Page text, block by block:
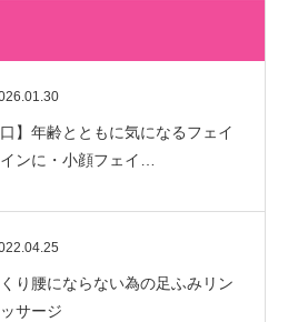
口】年齢とともに気になるフェイ
ンに・小顔フェイ…
り腰にならない為の足ふみリン
サージ